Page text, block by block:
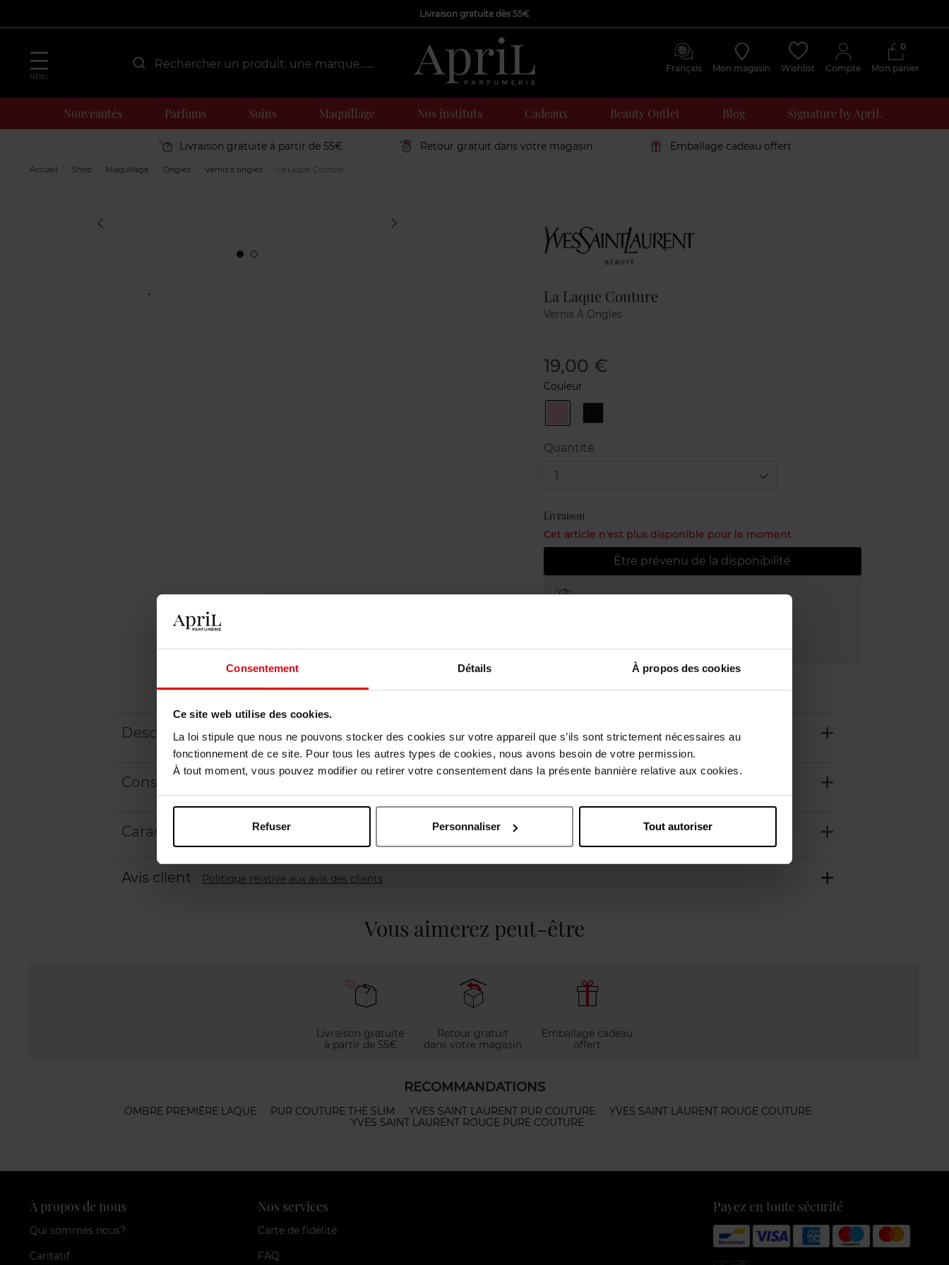
Consentement Détails À propos des cookies
Ce site web utilise des cookies.
La loi stipule que nous ne pouvons stocker des cookies sur votre appareil que s’ils sont strictement nécessaires au
fonctionnement de ce site. Pour tous les autres types de cookies, nous avons besoin de votre permission.
À tout moment, vous pouvez modifier ou retirer votre consentement dans la présente bannière relative aux cookies.
Refuser Personnaliser Tout autoriser
Livraison gratuite dès 55€
MENU
Français Mon magasin Wishlist Compte Mon panier
0
Nouveautés Parfums Soins Maquillage Nos instituts Cadeaux Beauty Outlet Blog Signature by ApriL
Livraison gratuite à partir de 55€ Retour gratuit dans votre magasin Emballage cadeau offert
Accueil Shop Maquillage Ongles Vernis à ongles La Laque Couture
La Laque Couture
Vernis À Ongles
19,00 €
Couleur
Rose Noir
Quantité
1
Livraison
Cet article n'est plus disponible pour le moment
Être prévenu de la disponibilité
Emballage cadeau offert
Description
Conseil d'utilisation
Caractéristiques
Avis client Politique relative aux avis des clients
Vous aimerez peut-être
Livraison gratuite
à partir de 55€
Retour gratuit
dans votre magasin
Emballage cadeau
offert
RECOMMANDATIONS
OMBRE PREMIÈRE LAQUE PUR COUTURE THE SLIM YVES SAINT LAURENT PUR COUTURE
YVES SAINT LAURENT ROUGE COUTURE
YVES SAINT LAURENT ROUGE PURE COUTURE
À propos de nous
Qui sommes nous?
Caritatif
Nos services
Carte de fidélité
FAQ
Payez en toute sécurité